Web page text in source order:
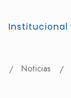
Institucional
Noticias